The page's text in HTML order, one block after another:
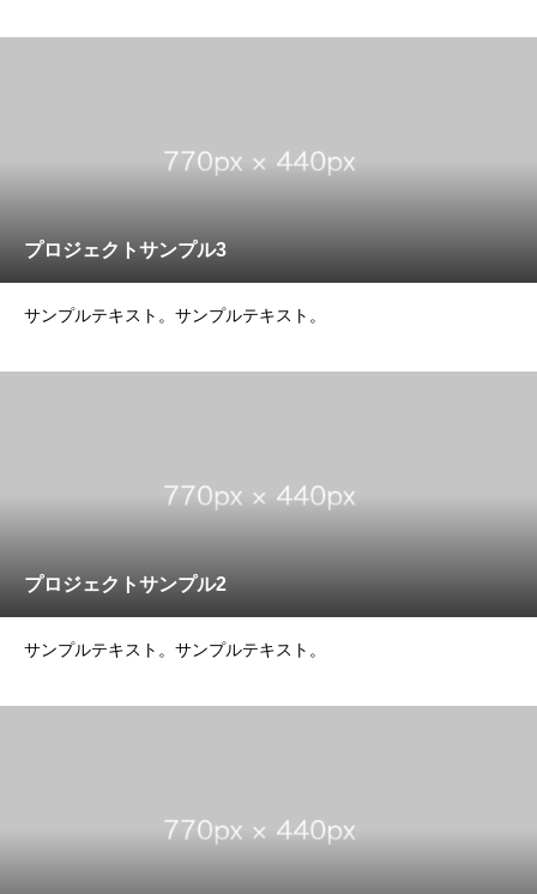
プロジェクトサンプル3
サンプルテキスト。サンプルテキスト。
プロジェクトサンプル2
サンプルテキスト。サンプルテキスト。